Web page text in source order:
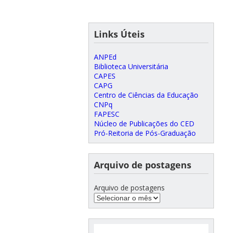
Links Úteis
ANPEd
Biblioteca Universitária
CAPES
CAPG
Centro de Ciências da Educação
CNPq
FAPESC
Núcleo de Publicações do CED
Pró-Reitoria de Pós-Graduação
Arquivo de postagens
Arquivo de postagens